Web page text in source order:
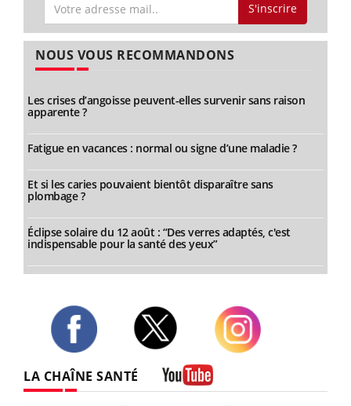
S'inscrire
NOUS VOUS RECOMMANDONS
Les crises d’angoisse peuvent-elles survenir sans raison
apparente ?
Fatigue en vacances : normal ou signe d’une maladie ?
Et si les caries pouvaient bientôt disparaître sans
plombage ?
Éclipse solaire du 12 août : “Des verres adaptés, c'est
indispensable pour la santé des yeux”
LA CHAÎNE SANTÉ